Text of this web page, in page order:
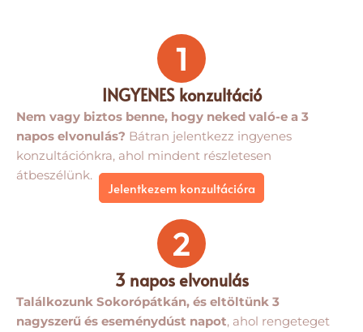
1
INGYENES konzultáció
Nem vagy biztos benne, hogy neked való-e a 3
napos elvonulás? Bátran jelentkezz ingyenes
konzultációnkra, ahol mindent részletesen
átbeszélünk.
Jelentkezem konzultációra
2
3 napos elvonulás
Találkozunk Sokorópátkán, és eltöltünk 3
nagyszerű és eseménydúst napot, ahol rengeteget